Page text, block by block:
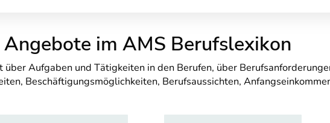
Angebote im AMS Berufslexikon
über Aufgaben und Tätigkeiten in den Berufen, über
Beschäftigungsmöglichkeiten, Berufsaussichten,